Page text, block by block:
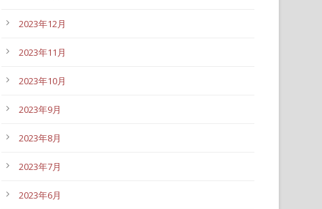
2023年12月
2023年11月
2023年10月
2023年9月
2023年8月
2023年7月
2023年6月